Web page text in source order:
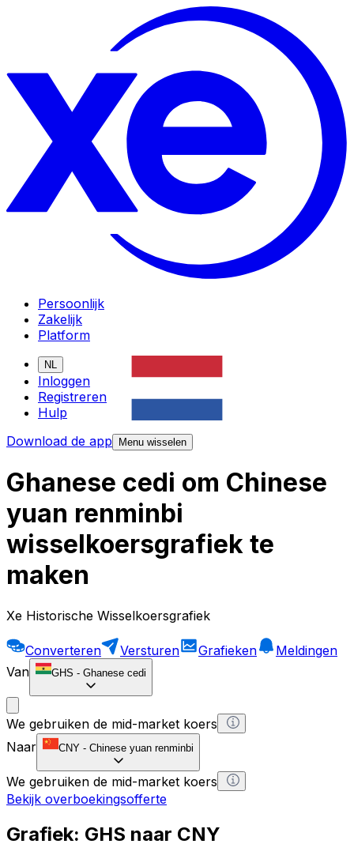
Persoonlijk
Zakelijk
Platform
NL
Inloggen
Registreren
Hulp
Download de app
Menu wisselen
Ghanese cedi om Chinese
yuan renminbi
wisselkoersgrafiek te
maken
Xe Historische Wisselkoersgrafiek
Converteren Versturen Grafieken
Meldingen
Van
GHS - Ghanese cedi
We gebruiken de mid-market koers
Naar
CNY - Chinese yuan renminbi
We gebruiken de mid-market koers
Bekijk overboekingsofferte
Grafiek: GHS naar CNY